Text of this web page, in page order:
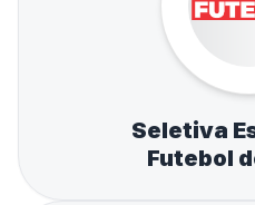
Seletiva
Futebol